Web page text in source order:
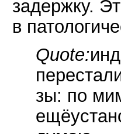
задержку.
в
Quote:
зы: по